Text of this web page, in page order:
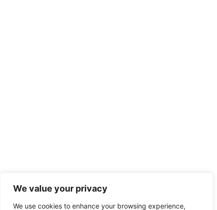
We value your privacy
We use cookies to enhance your browsing experience,